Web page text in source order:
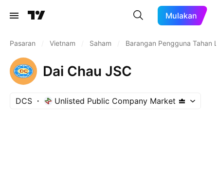
Mulakan
Pasaran Vietnam Saham Barangan Pengguna Tahan
Dai Chau JSC
DCS Unlisted Public Company Market